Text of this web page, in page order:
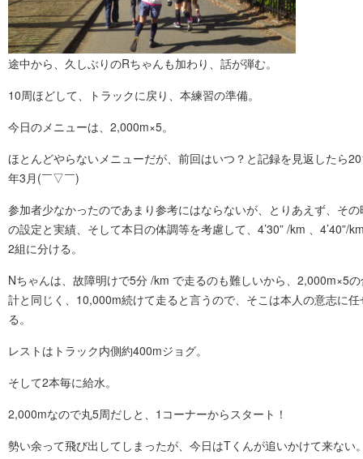
途中から、久しぶりのRちゃんも加わり、話が弾む。
10周ほどして、トラックに戻り、本練習の準備。
今日のメニューは、2,000m×5。
ほとんどやらないメニューだが、前回はいつ？と記録を見返したら
年3月(￣▽￣)
参加者少なかったのであまり参考にはならないが、とりあえず、その
の設定と実績、そして本日の体調等を考慮して、4’30” /km 、4’40”/
2組に分ける。
Nちゃんは、故障明けで5分 /km で走るのも難しいから、2,000m×5の
計と同じく、10,000m続けて走ると言うので、そこは本人の意志に任
る。
レストはトラック内側約400mジョグ。
そして2本毎に給水。
2,000mなので丸5周だしと、1コーナーからスタート！
勢い余って飛び出してしまったが、今日はTくんが追いかけて来ない